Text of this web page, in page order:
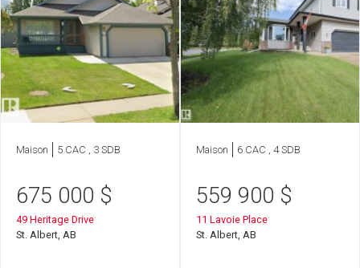
Maison 5 CAC , 3 SDB
675 000 $
49 Heritage Drive
St. Albert, AB
Maison 6 CAC , 4 SDB
559 900 $
11 Lavoie Place
St. Albert, AB